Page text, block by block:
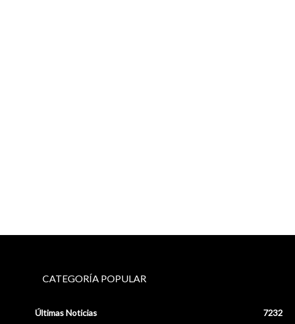
CATEGORÍA POPULAR
Últimas Noticias
7232